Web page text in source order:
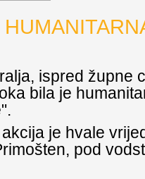
ispred župne
bila je
je hvale
pod